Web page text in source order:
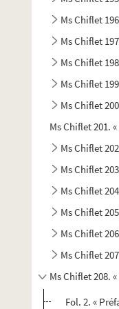
Ms Chiflet
Ms Chiflet
Ms Chiflet
Ms Chiflet
Ms Chiflet
Ms Chiflet 201.
Ms Chiflet
Ms Chiflet
Ms Chiflet
Ms Chiflet
Ms Chiflet
Ms Chiflet
Ms Chiflet 208.
Fol. 2. «